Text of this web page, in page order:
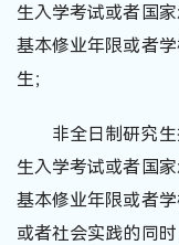
生入学考试或者国
基本修业年限或者
生；
非全日制研究
生入学考试或者国
基本修业年限或者
或者社会实践的同